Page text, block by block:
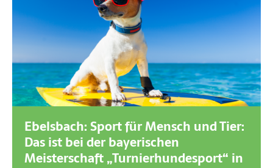
Ebelsbach: Sport für Mensch und Tier:
Das ist bei der bayerischen
Meisterschaft „Turnierhundesport“ in